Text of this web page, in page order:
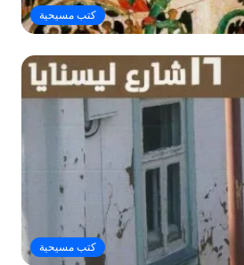
كتب مسيحية
كتب مسيحية